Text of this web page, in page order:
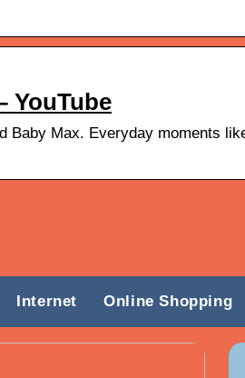
YouTube
Max. Everyday moments
Internet Online Shopping